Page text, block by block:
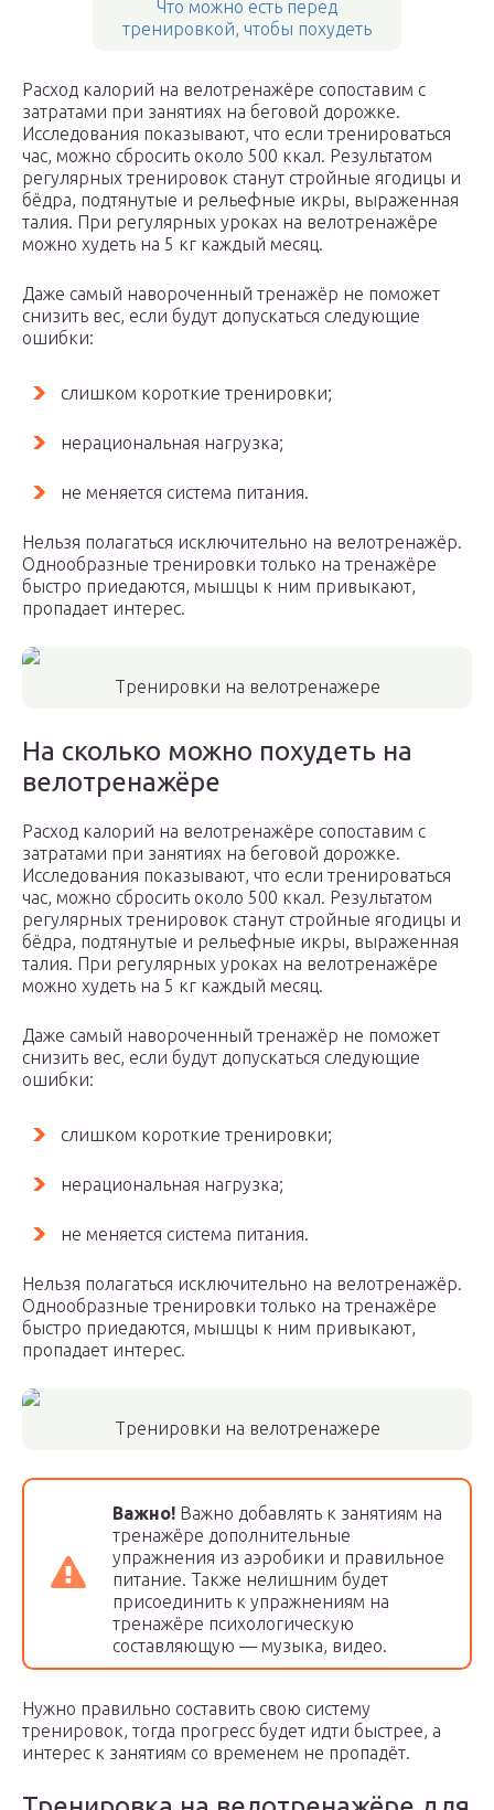
Что можно есть перед
тренировкой, чтобы похудеть
Расход калорий на велотренажёре сопоставим с
затратами при занятиях на беговой дорожке.
Исследования показывают, что если тренироваться
час, можно сбросить около 500 ккал. Результатом
регулярных тренировок станут стройные ягодицы и
бёдра, подтянутые и рельефные икры, выраженная
талия. При регулярных уроках на велотренажёре
можно худеть на 5 кг каждый месяц.
Даже самый навороченный тренажёр не поможет
снизить вес, если будут допускаться следующие
ошибки:
слишком короткие тренировки;
нерациональная нагрузка;
не меняется система питания.
Нельзя полагаться исключительно на велотренажёр.
Однообразные тренировки только на тренажёре
быстро приедаются, мышцы к ним привыкают,
пропадает интерес.
Тренировки на велотренажере
На сколько можно похудеть на
велотренажёре
Расход калорий на велотренажёре сопоставим с
затратами при занятиях на беговой дорожке.
Исследования показывают, что если тренироваться
час, можно сбросить около 500 ккал. Результатом
регулярных тренировок станут стройные ягодицы и
бёдра, подтянутые и рельефные икры, выраженная
талия. При регулярных уроках на велотренажёре
можно худеть на 5 кг каждый месяц.
Даже самый навороченный тренажёр не поможет
снизить вес, если будут допускаться следующие
ошибки:
слишком короткие тренировки;
нерациональная нагрузка;
не меняется система питания.
Нельзя полагаться исключительно на велотренажёр.
Однообразные тренировки только на тренажёре
быстро приедаются, мышцы к ним привыкают,
пропадает интерес.
Тренировки на велотренажере
Важно! Важно добавлять к занятиям на
тренажёре дополнительные
упражнения из аэробики и правильное
питание. Также нелишним будет
присоединить к упражнениям на
тренажёре психологическую
составляющую — музыка, видео.
Нужно правильно составить свою систему
тренировок, тогда прогресс будет идти быстрее, а
интерес к занятиям со временем не пропадёт.